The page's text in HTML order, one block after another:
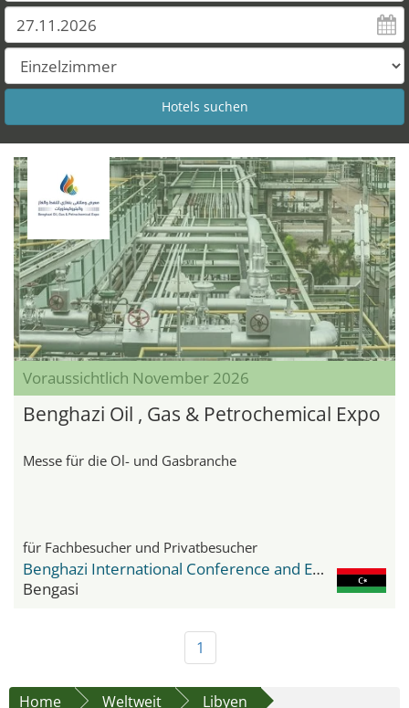
Voraussichtlich November 2026
Benghazi Oil , Gas & Petrochemical Expo
Messe für die Öl- und Gasbranche
für Fachbesucher und Privatbesucher
Benghazi International Conference and Exhibition Center
Bengasi
1
Home Weltweit
Libyen